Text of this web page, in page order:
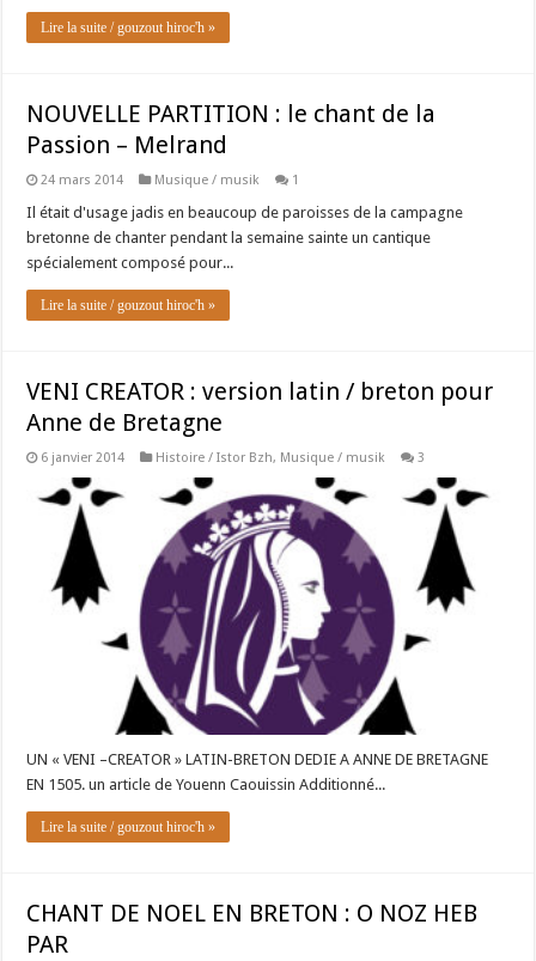
Lire la suite / gouzout hiroc'h »
NOUVELLE PARTITION : le chant de la
Passion – Melrand
24 mars 2014 Musique / musik 1
Il était d'usage jadis en beaucoup de paroisses de la campagne
bretonne de chanter pendant la semaine sainte un cantique
spécialement composé pour...
Lire la suite / gouzout hiroc'h »
VENI CREATOR : version latin / breton pour
Anne de Bretagne
6 janvier 2014 Histoire / Istor Bzh, Musique / musik 3
UN « VENI –CREATOR » LATIN-BRETON DEDIE A ANNE DE BRETAGNE
EN 1505. un article de Youenn Caouissin Additionné...
Lire la suite / gouzout hiroc'h »
CHANT DE NOEL EN BRETON : O NOZ HEB
PAR